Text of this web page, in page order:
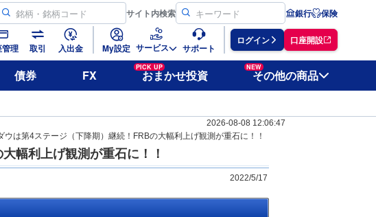
サイト内検索 銀行 保険
管理 取引 入出金 My設定 サービス サポート
ログイン 口座開設
債券 FX
PICK UP
おまかせ投資
NEW
その他の商品
2026-08-08 12:06:47
ウは第4ステージ（下降期）継続！FRBの大幅利上げ観測が重石に！！
幅利上げ観測が重石に！！
2022/5/17